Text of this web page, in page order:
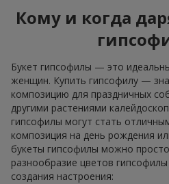
Кому и когда
Букет гипсофилы — это
женщин. Купить гипсофилу —
композицию для праздничных
другими растениями
гипсофилы могут стать
композиция на день рождения
букеты гипсофилы можно
разнообразие цветов
создания настроения: